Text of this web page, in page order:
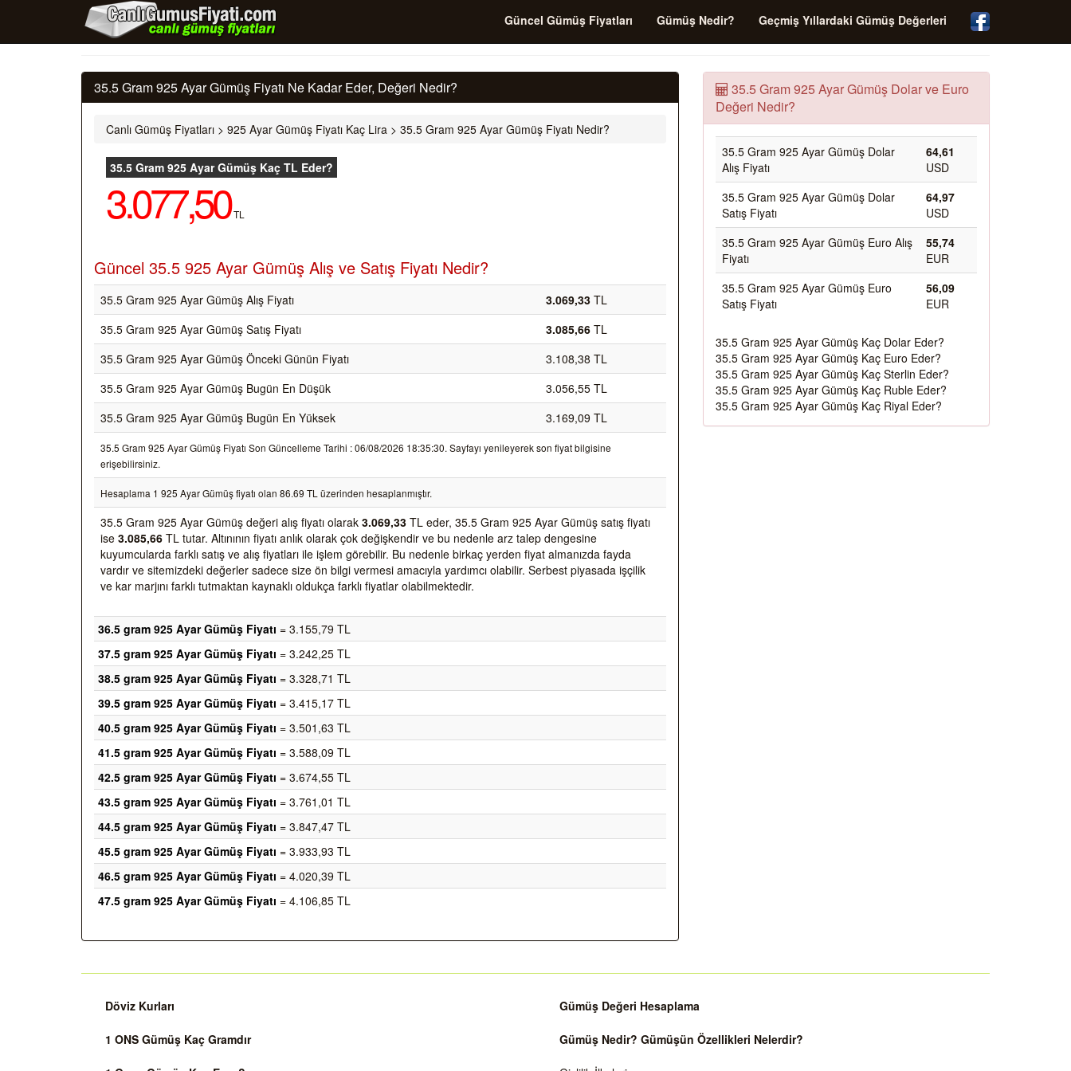
Güncel Gümüş Fiyatları Gümüş Nedir? Geçmiş Yıllardaki Gümüş Değerleri
35.5 Gram 925 Ayar Gümüş Fiyatı Ne Kadar Eder, Değeri Nedir?
Canlı Gümüş Fiyatları > 925 Ayar Gümüş Fiyatı Kaç Lira > 35.5 Gram 925 Ayar Gümüş Fiyatı Nedir?
35.5 Gram 925 Ayar Gümüş Kaç TL Eder?
3.077,50 TL
Güncel 35.5 925 Ayar Gümüş Alış ve Satış Fiyatı Nedir?
35.5 Gram 925 Ayar Gümüş Alış Fiyatı 3.069,33 TL
35.5 Gram 925 Ayar Gümüş Satış Fiyatı
3.085,66 TL
35.5 Gram 925 Ayar Gümüş Önceki Günün Fiyatı
3.108,38 TL
35.5 Gram 925 Ayar Gümüş Bugün En Düşük
3.056,55 TL
35.5 Gram 925 Ayar Gümüş Bugün En Yüksek
3.169,09 TL
35.5 Gram 925 Ayar Gümüş Fiyatı Son Güncelleme Tarihi : 06/08/2026 18:35:30. Sayfayı yenileyerek son fiyat bilgisine
erişebilirsiniz.
Hesaplama 1 925 Ayar Gümüş fiyatı olan 86.69 TL üzerinden hesaplanmıştır.
35.5 Gram 925 Ayar Gümüş değeri alış fiyatı olarak 3.069,33 TL eder, 35.5 Gram 925 Ayar Gümüş satış fiyatı
ise 3.085,66 TL tutar. Altınının fiyatı anlık olarak çok değişkendir ve bu nedenle arz talep dengesine
kuyumcularda farklı satış ve alış fiyatları ile işlem görebilir. Bu nedenle birkaç yerden fiyat almanızda fayda
vardır ve sitemizdeki değerler sadece size ön bilgi vermesi amacıyla yardımcı olabilir. Serbest piyasada işçilik
ve kar marjını farklı tutmaktan kaynaklı oldukça farklı fiyatlar olabilmektedir.
36.5 gram 925 Ayar Gümüş Fiyatı = 3.155,79 TL
37.5 gram 925 Ayar Gümüş Fiyatı = 3.242,25 TL
38.5 gram 925 Ayar Gümüş Fiyatı = 3.328,71 TL
39.5 gram 925 Ayar Gümüş Fiyatı = 3.415,17 TL
40.5 gram 925 Ayar Gümüş Fiyatı = 3.501,63 TL
41.5 gram 925 Ayar Gümüş Fiyatı = 3.588,09 TL
42.5 gram 925 Ayar Gümüş Fiyatı = 3.674,55 TL
43.5 gram 925 Ayar Gümüş Fiyatı = 3.761,01 TL
44.5 gram 925 Ayar Gümüş Fiyatı = 3.847,47 TL
45.5 gram 925 Ayar Gümüş Fiyatı = 3.933,93 TL
46.5 gram 925 Ayar Gümüş Fiyatı = 4.020,39 TL
47.5 gram 925 Ayar Gümüş Fiyatı = 4.106,85 TL
35.5 Gram 925 Ayar Gümüş Dolar ve Euro
Değeri Nedir?
35.5 Gram 925 Ayar Gümüş Dolar
Alış Fiyatı
64,61
USD
35.5 Gram 925 Ayar Gümüş Dolar
Satış Fiyatı
64,97
USD
35.5 Gram 925 Ayar Gümüş Euro Alış
Fiyatı
55,74
EUR
35.5 Gram 925 Ayar Gümüş Euro
Satış Fiyatı
56,09
EUR
35.5 Gram 925 Ayar Gümüş Kaç Dolar Eder?
35.5 Gram 925 Ayar Gümüş Kaç Euro Eder?
35.5 Gram 925 Ayar Gümüş Kaç Sterlin Eder?
35.5 Gram 925 Ayar Gümüş Kaç Ruble Eder?
35.5 Gram 925 Ayar Gümüş Kaç Riyal Eder?
Döviz Kurları
1 ONS Gümüş Kaç Gramdır
Gümüş Değeri Hesaplama
Gümüş Nedir? Gümüşün Özellikleri Nelerdir?